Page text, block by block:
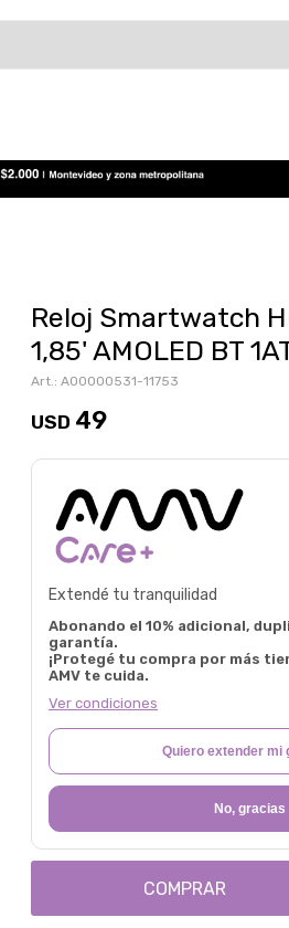
Reloj Smartwatch
1,85' AMOLED BT
A00000531-11753
USD 49
Extendé tu tranquilidad
Abonando el 10% adicional,
garantía.
¡Protegé tu compra por más
AMV te cuida.
Ver condiciones
Quiero extender mi
No, gracias
COMPRAR